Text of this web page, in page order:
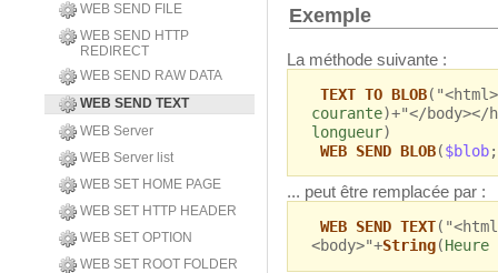
WEB SEND FILE
WEB SEND HTTP
REDIRECT
WEB SEND RAW DATA
WEB SEND TEXT
WEB Server
WEB Server list
WEB SET HOME PAGE
WEB SET HTTP HEADER
WEB SET OPTION
WEB SET ROOT FOLDER
Exemple
La méthode suivante :
TEXT TO BLOB
courante)+"</body></
longueur)
WEB SEND BLOB($blob
... peut être remplacée par :
WEB SEND TEXT
<body>"+String(